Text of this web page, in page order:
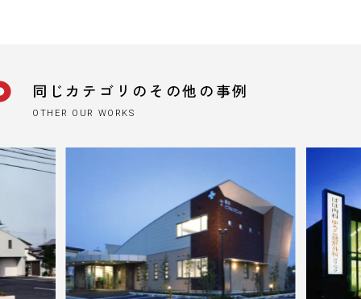
同じカテゴリのその他の事例
OTHER OUR WORKS